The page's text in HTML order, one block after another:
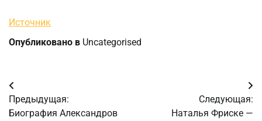
Источник
Опубликовано в Uncategorised
Навигация
по
Предыдущая:
Биография Александров
Следующая:
Наталья Фриске —